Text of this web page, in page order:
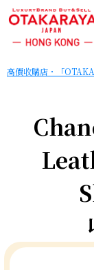
高價收購店・「